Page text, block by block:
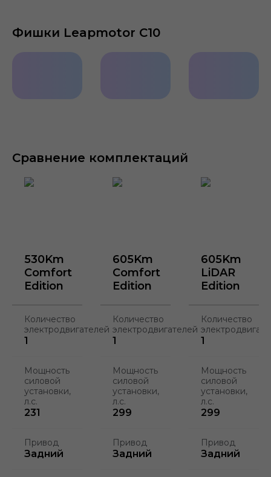
Фишки Leapmotor C10
Сравнение комплектаций
530Km
Comfort
Edition
Количество
электродвигателей
1
Мощность
силовой
установки,
л.с.
231
Привод
Задний
605Km
Comfort
Edition
Количество
электродвигателей
1
Мощность
силовой
установки,
л.с.
299
Привод
Задний
605Km
LiDAR
Edition
Количество
1
Мощность
силовой
установки,
л.с.
299
Привод
Задний